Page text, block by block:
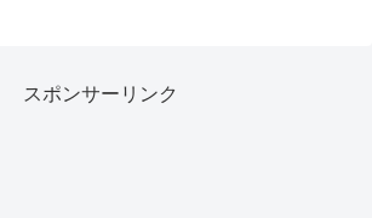
スポンサーリンク